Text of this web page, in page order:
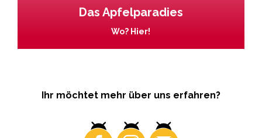
Das Apfelparadies
Wo? Hier!
Ihr möchtet mehr über uns erfahren?